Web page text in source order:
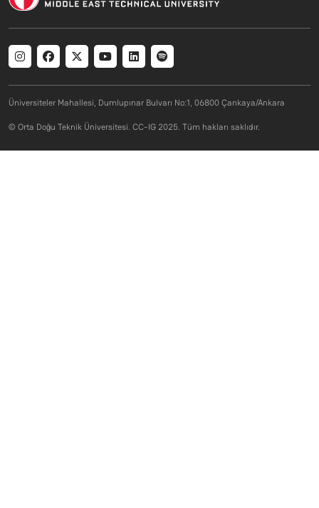
Social menu
Üniversiteler Mahallesi, Dumlupınar Bulvarı No:1, 06800 Çankaya/Ankara
© Orta Doğu Teknik Üniversitesi. CC-IG 2025. Tüm hakları saklıdır.